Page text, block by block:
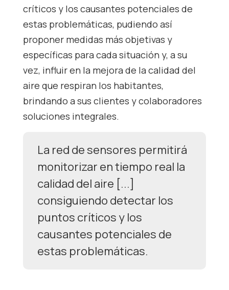
críticos y los causantes potenciales de
estas problemáticas, pudiendo así
proponer medidas más objetivas y
específicas para cada situación y, a su
vez, influir en la mejora de la calidad del
aire que respiran los habitantes,
brindando a sus clientes y colaboradores
soluciones integrales.
La red de sensores permitirá
monitorizar en tiempo real la
calidad del aire [...]
consiguiendo detectar los
puntos críticos y los
causantes potenciales de
estas problemáticas.